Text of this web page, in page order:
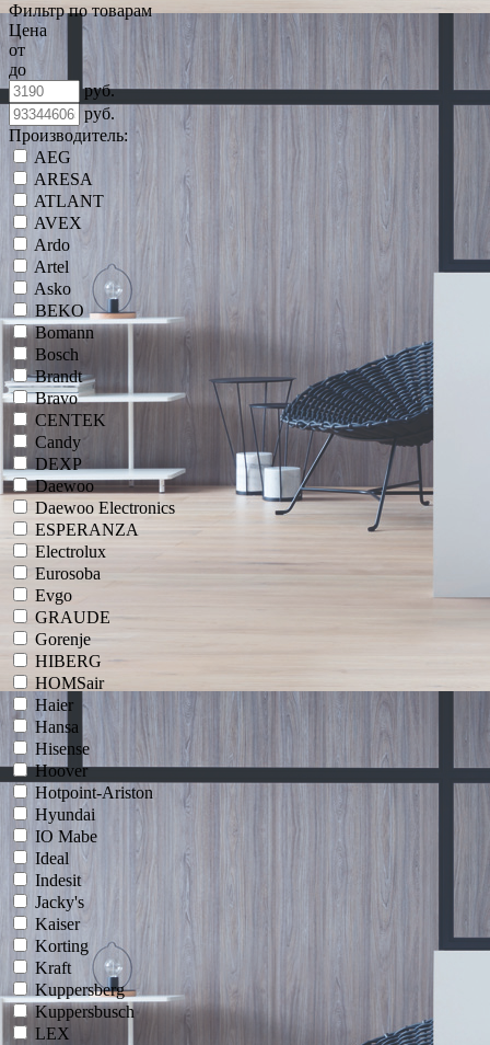
Фильтр по товарам
Цена
от
до
руб.
руб.
Производитель:
AEG
ARESA
ATLANT
AVEX
Ardo
Artel
Asko
BEKO
Bomann
Bosch
Brandt
Bravo
CENTEK
Candy
DEXP
Daewoo
Daewoo Electronics
ESPERANZA
Electrolux
Eurosoba
Evgo
GRAUDE
Gorenje
HIBERG
HOMSair
Haier
Hansa
Hisense
Hoover
Hotpoint-Ariston
Hyundai
IO Mabe
Ideal
Indesit
Jacky's
Kaiser
Korting
Kraft
Kuppersberg
Kuppersbusch
LEX